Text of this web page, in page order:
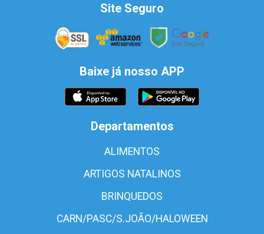
Site Seguro
Baixe já nosso APP
Departamentos
ALIMENTOS
ARTIGOS NATALINOS
BRINQUEDOS
CARN/PASC/S.JOÃO/HALOWEEN